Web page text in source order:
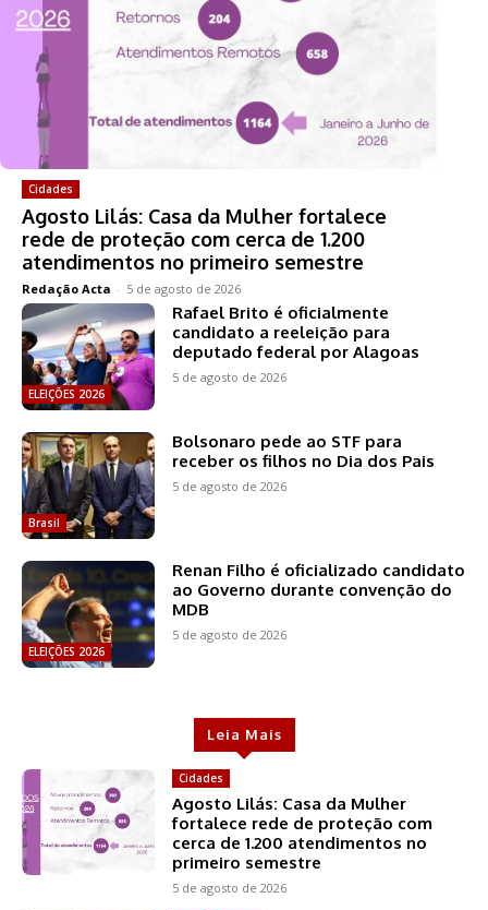
Cidades
Agosto Lilás: Casa da Mulher fortalece
rede de proteção com cerca de 1.200
atendimentos no primeiro semestre
Redação Acta - 5 de agosto de 2026
ELEIÇÕES 2026
Rafael Brito é oficialmente
candidato a reeleição para
deputado federal por Alagoas
5 de agosto de 2026
Brasil
Bolsonaro pede ao STF para
receber os filhos no Dia dos Pais
5 de agosto de 2026
ELEIÇÕES 2026
Renan Filho é oficializado candidato
ao Governo durante convenção do
MDB
5 de agosto de 2026
Leia Mais
Cidades
Agosto Lilás: Casa da Mulher
fortalece rede de proteção com
cerca de 1.200 atendimentos no
primeiro semestre
5 de agosto de 2026